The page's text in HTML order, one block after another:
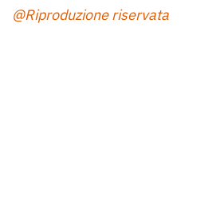
@Riproduzione riservata